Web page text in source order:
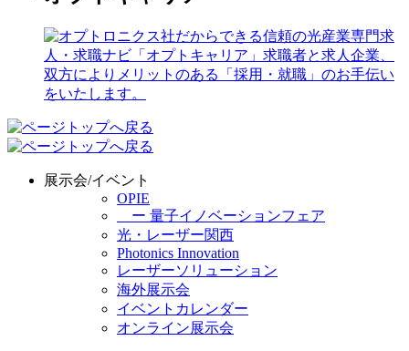
展示会/イベント
OPIE
ー 量子イノベーションフェア
光・レーザー関西
Photonics Innovation
レーザーソリューション
海外展示会
イベントカレンダー
オンライン展示会